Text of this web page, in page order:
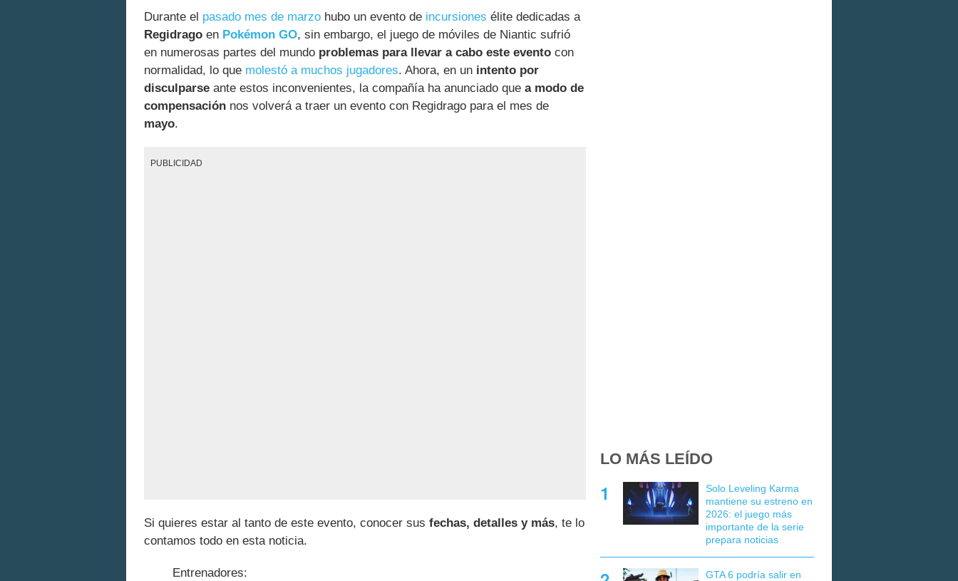
Durante el pasado mes de marzo hubo un evento de incursiones élite dedicadas a
Regidrago en Pokémon GO, sin embargo, el juego de móviles de Niantic sufrió
en numerosas partes del mundo problemas para llevar a cabo este evento con
normalidad, lo que molestó a muchos jugadores. Ahora, en un intento por
disculparse ante estos inconvenientes, la compañía ha anunciado que a modo de
compensación nos volverá a traer un evento con Regidrago para el mes de
mayo.
PUBLICIDAD
Si quieres estar al tanto de este evento, conocer sus fechas, detalles y más, te lo
contamos todo en esta noticia.
Entrenadores:
LO MÁS LEÍDO
Solo Leveling Karma
mantiene su estreno en
2026: el juego más
importante de la serie
prepara noticias
GTA 6 podría salir en